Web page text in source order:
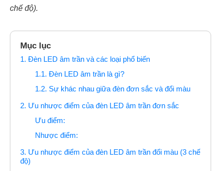
chế độ).
Mục lục
1. Đèn LED âm trần và các loại phổ biến
1.1. Đèn LED âm trần là gì?
1.2. Sự khác nhau giữa đèn đơn sắc và đổi màu
2. Ưu nhược điểm của đèn LED âm trần đơn sắc
Ưu điểm:
Nhược điểm:
3. Ưu nhược điểm của đèn LED âm trần đổi màu (3 chế
độ)